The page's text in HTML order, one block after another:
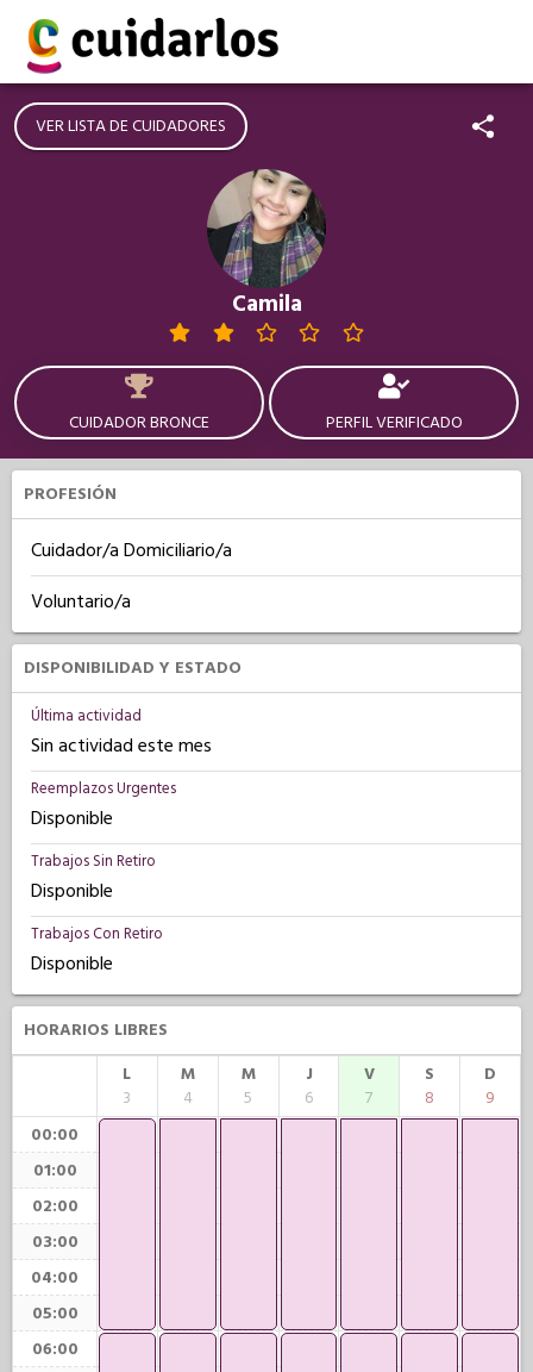
VER LISTA DE CUIDADORES
Camila
CUIDADOR BRONCE PERFIL VERIFICADO
PROFESIÓN
Cuidador/a Domiciliario/a
Voluntario/a
DISPONIBILIDAD Y ESTADO
Última actividad
Sin actividad este mes
Reemplazos Urgentes
Disponible
Trabajos Sin Retiro
Disponible
Trabajos Con Retiro
Disponible
HORARIOS LIBRES
L
3
M
4
M
5
J
6
V
7
S
8
D
9
00:00
01:00
02:00
03:00
04:00
05:00
06:00